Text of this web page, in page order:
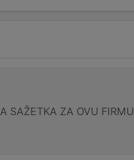
SAŽETKA ZA OVU FIRMU